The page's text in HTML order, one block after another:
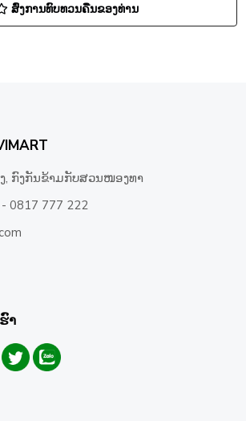
ສົ່ງການທົບທວນຄືນຂອງທ່ານ
, ກົງກັນຂ້າມກັບສວນໜອງທາ
0817 777 222
າ